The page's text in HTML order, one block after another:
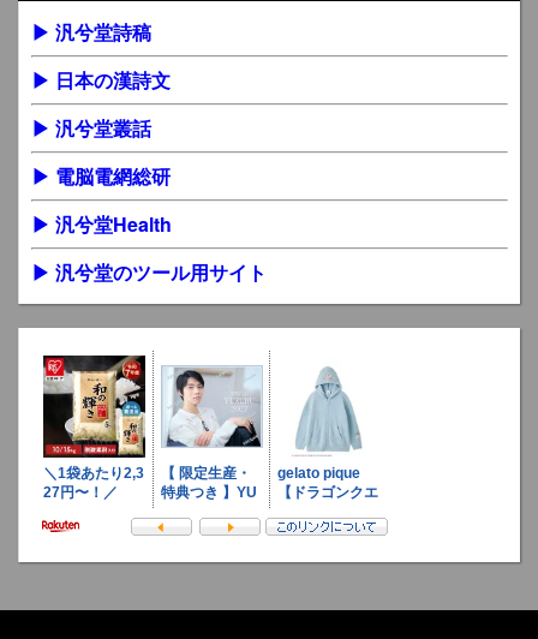
▶ 汎兮堂詩稿
▶ 日本の漢詩文
▶ 汎兮堂叢話
▶ 電脳電網総研
▶ 汎兮堂Health
▶ 汎兮堂のツール用サイト